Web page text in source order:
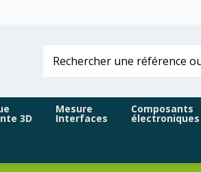
3D
Mesure
Interfaces
Composants
électroniques